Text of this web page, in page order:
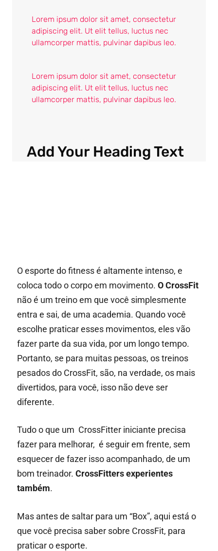
Lorem ipsum dolor sit amet, consectetur
adipiscing elit. Ut elit tellus, luctus nec
ullamcorper mattis, pulvinar dapibus leo.
Lorem ipsum dolor sit amet, consectetur
adipiscing elit. Ut elit tellus, luctus nec
ullamcorper mattis, pulvinar dapibus leo.
Add Your Heading Text
O esporte do fitness é altamente intenso, e
coloca todo o corpo em movimento. O CrossFit
não é um treino em que você simplesmente
entra e sai, de uma academia. Quando você
escolhe praticar esses movimentos, eles vão
fazer parte da sua vida, por um longo tempo.
Portanto, se para muitas pessoas, os treinos
pesados do CrossFit, são, na verdade, os mais
divertidos, para você, isso não deve ser
diferente.
Tudo o que um CrossFitter iniciante precisa
fazer para melhorar, é seguir em frente, sem
esquecer de fazer isso acompanhado, de um
bom treinador. CrossFitters experientes
também.
Mas antes de saltar para um “Box”, aqui está o
que você precisa saber sobre CrossFit, para
praticar o esporte.